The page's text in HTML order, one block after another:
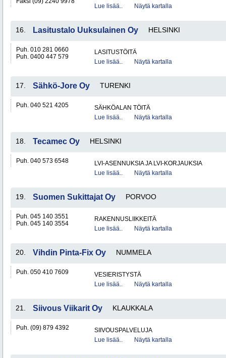
Lue lisää.. Näytä kartalla
16. Lasitustalo Uuksulainen Oy HELSINKI
Puh. 010 281 0660
Puh. 0400 447 579
LASITUSTÖITÄ
Lue lisää..
Näytä kartalla
17. Sähkö-Jore Oy TURENKI
Puh. 040 521 4205
SÄHKÖALAN TÖITÄ
Lue lisää..
Näytä kartalla
18. Tecamec Oy HELSINKI
Puh. 040 573 6548
LVI-ASENNUKSIA JA LVI-KORJAUKSIA
Lue lisää..
Näytä kartalla
19. Suomen Sukittajat Oy PORVOO
Puh. 045 140 3551
Puh. 045 140 3554
RAKENNUSLIIKKEITÄ
Lue lisää..
Näytä kartalla
20. Vihdin Pinta-Fix Oy NUMMELA
Puh. 050 410 7609
VESIERISTYSTÄ
Lue lisää..
Näytä kartalla
21. Siivous Viikarit Oy KLAUKKALA
Puh. (09) 879 4392
SIIVOUSPALVELUJA
Lue lisää..
Näytä kartalla